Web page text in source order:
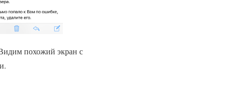
похожий экран с